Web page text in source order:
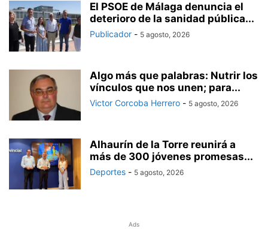
El PSOE de Málaga denuncia el
deterioro de la sanidad pública...
Publicador - 5 agosto, 2026
Algo más que palabras: Nutrir los
vínculos que nos unen; para...
Victor Corcoba Herrero - 5 agosto, 2026
Alhaurín de la Torre reunirá a
más de 300 jóvenes promesas...
Deportes - 5 agosto, 2026
Ads